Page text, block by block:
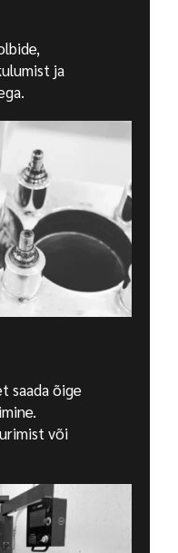
ja
saada õige
või